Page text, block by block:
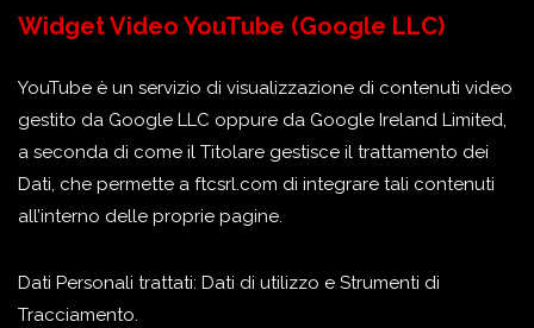
Widget Video YouTube (Google LLC)
YouTube è un servizio di visualizzazione di contenuti video
gestito da Google LLC oppure da Google Ireland Limited,
a seconda di come il Titolare gestisce il trattamento dei
Dati, che permette a ftcsrl.com di integrare tali contenuti
all’interno delle proprie pagine.
Dati Personali trattati: Dati di utilizzo e Strumenti di
Tracciamento.